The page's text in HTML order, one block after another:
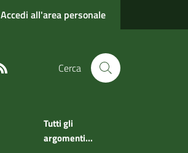
Accedi all'area personale
Cerca
Tutti gli
argomenti...